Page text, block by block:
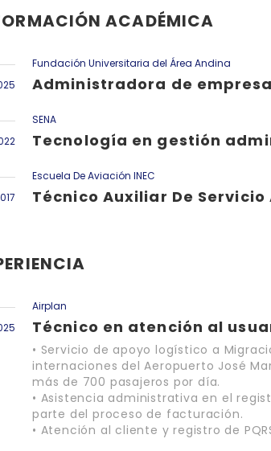
ACADÉMICA
Fundación Universitaria del Área Andina
Administradora de
SENA
Tecnología en gestión
Escuela De Aviación INEC
Técnico Auxiliar De Servicio
Airplan
Técnico en atención al
• Servicio de apoyo logístico a
internaciones del Aeropuerto José
más de 700 pasajeros por día.
• Asistencia administrativa en el
parte del proceso de facturación.
• Atención al cliente y registro de